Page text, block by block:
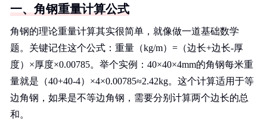
一、角钢重量计算公式
角钢的理论重量计算其实很简单，就像做一道基础数学
题。关键记住这个公式：重量（kg/m）=（边长+边长-厚
度）×厚度×0.00785。举个实例：40×40×4mm的角钢每米重
量就是（40+40-4）×4×0.00785≈2.42kg。这个计算适用于等
边角钢，如果是不等边角钢，需要分别计算两个边长的总
和。